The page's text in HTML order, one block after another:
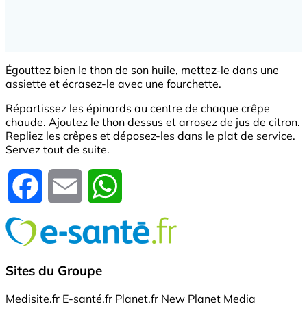
Égouttez bien le thon de son huile, mettez-le dans une
assiette et écrasez-le avec une fourchette.
Répartissez les épinards au centre de chaque crêpe
chaude. Ajoutez le thon dessus et arrosez de jus de citron.
Repliez les crêpes et déposez-les dans le plat de service.
Servez tout de suite.
Facebook Email
Sites du Groupe
Medisite.fr E-santé.fr Planet.fr New Planet Media